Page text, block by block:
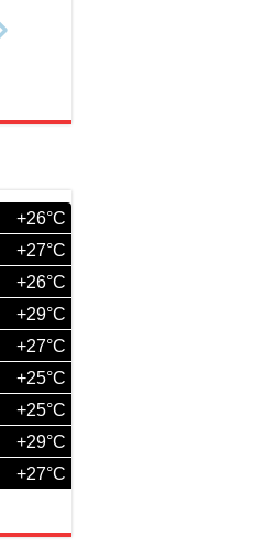
+26°C
+27°C
+26°C
+29°C
+27°C
+25°C
+25°C
+29°C
+27°C